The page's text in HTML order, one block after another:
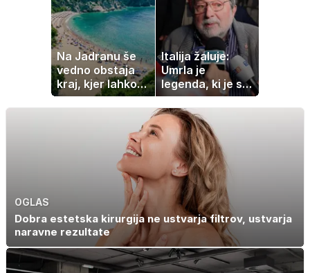
Na Jadranu še
vedno obstaja
kraj, kjer lahko
dopustujete
poceni:
nastanitev že od
10 evrov, kosilo
za pet evrov
Italija žaluje:
Umrla je
legenda, ki je s
svojimi pesmimi
zaznamovala
Italijo
OGLAS
Dobra estetska kirurgija ne ustvarja filtrov, ustvarja
naravne rezultate